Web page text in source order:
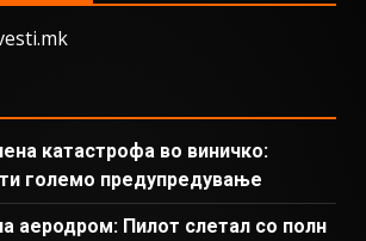
катастрофа во виничко:
големо предупредување
аеродром: Пилот слетал со полн